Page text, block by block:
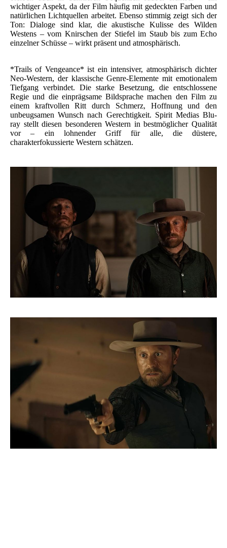
wichtiger Aspekt, da der Film häufig mit gedeckten Farben und
natürlichen Lichtquellen arbeitet. Ebenso stimmig zeigt sich der
Ton: Dialoge sind klar, die akustische Kulisse des Wilden
Westens – vom Knirschen der Stiefel im Staub bis zum Echo
einzelner Schüsse – wirkt präsent und atmosphärisch.
*Trails of Vengeance* ist ein intensiver, atmosphärisch dichter
Neo-Western, der klassische Genre-Elemente mit emotionalem
Tiefgang verbindet. Die starke Besetzung, die entschlossene
Regie und die einprägsame Bildsprache machen den Film zu
einem kraftvollen Ritt durch Schmerz, Hoffnung und den
unbeugsamen Wunsch nach Gerechtigkeit. Spirit Medias Blu-
ray stellt diesen besonderen Western in bestmöglicher Qualität
vor – ein lohnender Griff für alle, die düstere,
charakterfokussierte Western schätzen.